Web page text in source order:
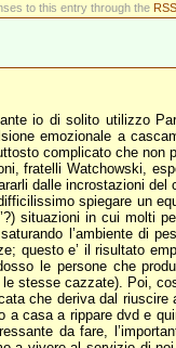
to this entry through the
io di solito utilizzo
emozionale a
complicato che non
fratelli Watchowski,
dalle incrostazioni del
spiegare un
situazioni in cui molti
l’ambiente di
questo e’ il risultato
le persone che
stesse cazzate). Poi,
che deriva dal
casa a rippare dvd e
da fare,